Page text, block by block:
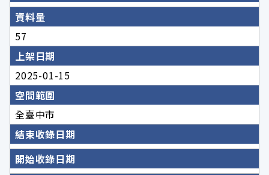
資料量
57
上架日期
2025-01-15
空間範圍
全臺中市
結束收錄日期
開始收錄日期